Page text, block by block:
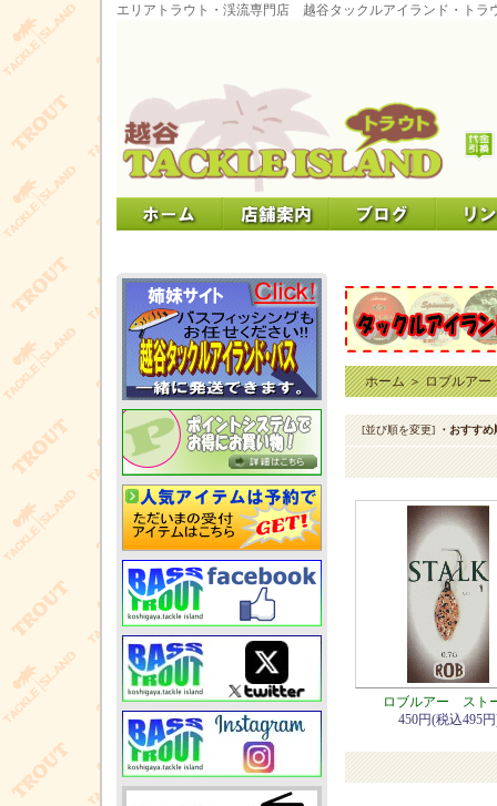
エリアトラウト・渓流専門店 越谷タックルアイランド・トラ
ホーム＞ロブルアー
[並び順を変更] ・おすすめ
ロブルアー スト
450円(税込495